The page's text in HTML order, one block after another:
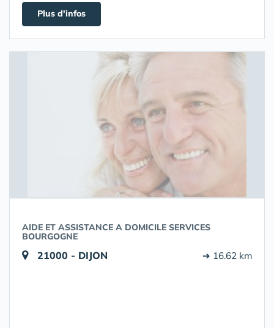
Plus d'infos
AIDE ET ASSISTANCE A DOMICILE SERVICES
BOURGOGNE
21000 - DIJON ➔ 16.62 km